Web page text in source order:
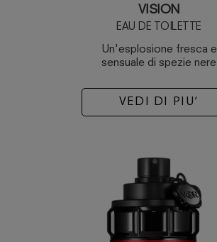
VISION
EAU DE TOILETTE
Un'esplosione fresca e
sensuale di spezie nere
VEDI DI PIU’